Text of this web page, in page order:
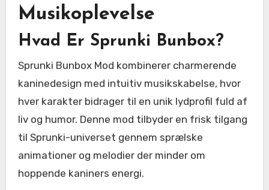
Musikoplevelse
Hvad Er Sprunki Bunbox?
Sprunki Bunbox Mod kombinerer charmerende
kaninedesign med intuitiv musikskabelse, hvor
hver karakter bidrager til en unik lydprofil fuld af
liv og humor. Denne mod tilbyder en frisk tilgang
til Sprunki-universet gennem sprælske
animationer og melodier der minder om
hoppende kaniners energi.